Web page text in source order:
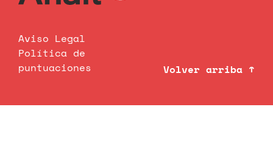
Aviso Legal
Política de
puntuaciones
Volver arriba ↑